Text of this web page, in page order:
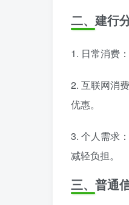
二、建行
1. 日常消费
2. 互联网消
优惠。
3. 个人需求
减轻负担。
三、普通